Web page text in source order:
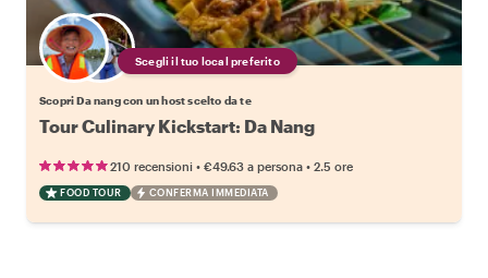
Scegli il tuo local preferito
Scopri Da nang con un host scelto da te
Tour Culinary Kickstart: Da Nang
210 recensioni • €49.63 a persona • 2.5 ore
FOOD TOUR CONFERMA IMMEDIATA